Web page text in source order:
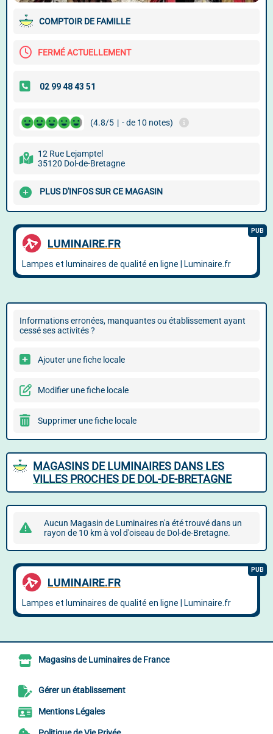
COMPTOIR DE FAMILLE
FERMÉ ACTUELLEMENT
(4.8/5 | - de 10 notes)
12 Rue Lejamptel
35120 Dol-de-Bretagne
PLUS D'INFOS SUR CE MAGASIN
Informations erronées, manquantes ou établissement ayant
cessé ses activités ?
Ajouter une fiche locale
Modifier une fiche locale
Supprimer une fiche locale
MAGASINS DE LUMINAIRES DANS LES
VILLES PROCHES DE DOL-DE-BRETAGNE
Aucun Magasin de Luminaires n'a été trouvé dans un
rayon de 10 km à vol d'oiseau de Dol-de-Bretagne.
Magasins de Luminaires de France
Gérer un établissement
Mentions Légales